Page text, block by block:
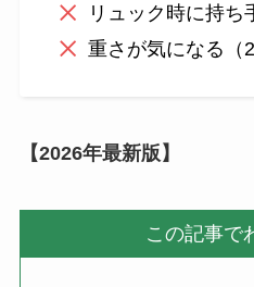
リュック時に持ち
重さが気になる（2
【2026年最新版】
この記事で